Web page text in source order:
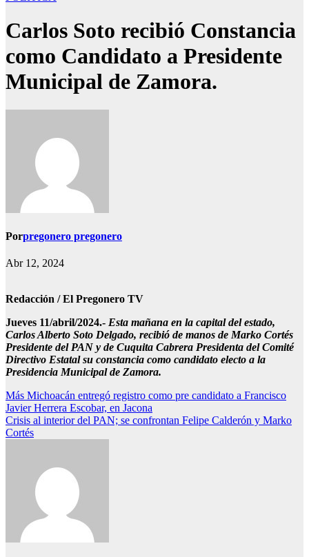
Carlos Soto recibió Constancia
como Candidato a Presidente
Municipal de Zamora.
Porpregonero pregonero
Abr 12, 2024
Redacción / El Pregonero TV
Jueves 11/abril/2024.- Esta mañana en la capital del estado,
Carlos Alberto Soto Delgado, recibió de manos de Marko Cortés
Presidente del PAN y de Cuquita Cabrera Presidenta del Comité
Directivo Estatal su constancia como candidato electo a la
Presidencia Municipal de Zamora.
Navegación
de
entradas
Más Michoacán entregó registro como pre candidato a Francisco
Javier Herrera Escobar, en Jacona
Crisis al interior del PAN; se confrontan Felipe Calderón y Marko
Cortés